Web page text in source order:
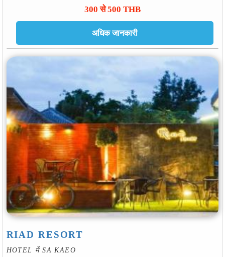
300 से 500 THB
RIAD RESORT
HOTEL में SA KAEO